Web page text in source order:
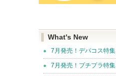
What's New
7月発売！デパコス特集
7月発売！プチプラ特集